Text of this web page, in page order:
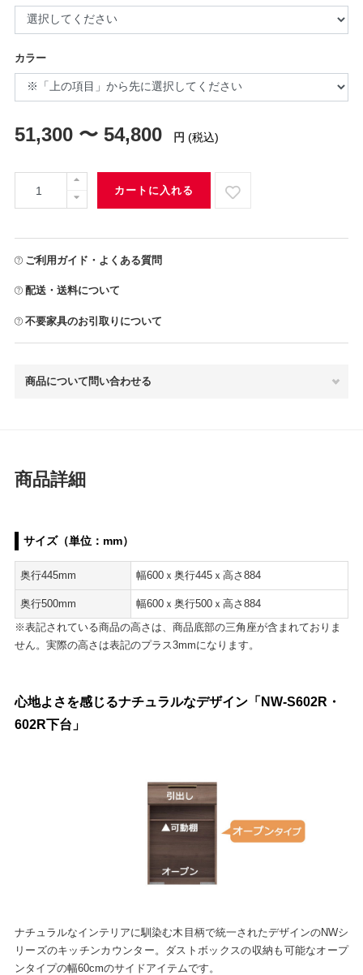
カラー
51,300 〜 54,800 円 (税込)
カートに入れる
ご利用ガイド・よくある質問
配送・送料について
不要家具のお引取りについて
商品について問い合わせる
商品詳細
サイズ（単位：mm）
奥行445mm 幅600ｘ奥行445ｘ高さ884
奥行500mm
幅600ｘ奥行500ｘ高さ884
※表記されている商品の高さは、商品底部の三角座が含まれておりま
せん。実際の高さは表記のプラス3mmになります。
心地よさを感じるナチュラルなデザイン「NW-S602R・
602R下台」
ナチュラルなインテリアに馴染む木目柄で統一されたデザインのNWシ
リーズのキッチンカウンター。ダストボックスの収納も可能なオープ
ンタイプの幅60cmのサイドアイテムです。